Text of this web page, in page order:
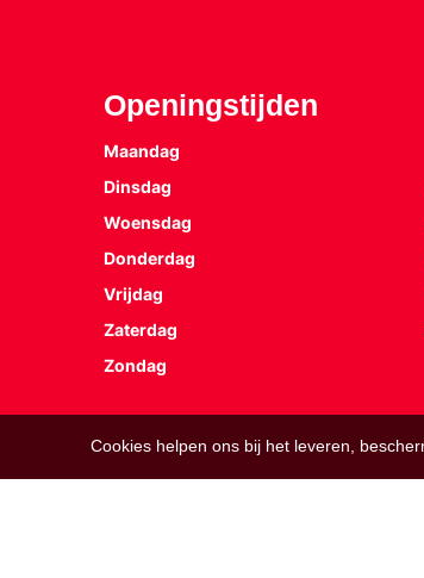
Openingstijden
Maandag
Dinsdag
Woensdag
Donderdag
Vrijdag
Zaterdag
Zondag
Cookies helpen ons bij het leveren,